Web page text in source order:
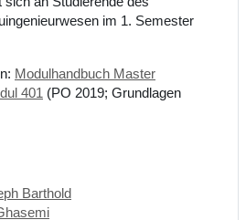
im 1. Semester
Modulhandbuch Master
401 (PO 2019; Grundlagen
Barthold